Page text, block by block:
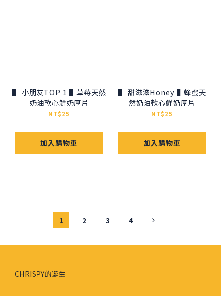
▌ 小朋友TOP 1 ▌草莓天然
奶油軟心鮮奶厚片
NT$25
加入購物車
▌ 甜滋滋Honey ▌蜂蜜天
然奶油軟心鮮奶厚片
NT$25
加入購物車
1 2 3 4
CHRISPY的誕生